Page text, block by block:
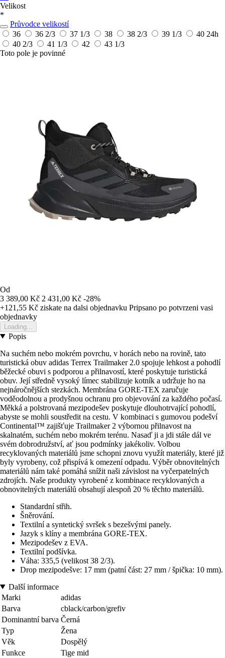
Velikost
*
Průvodce velikostí
36
36 2/3 37 1/3 38 38 2/3 39 1/3 40 24h
40 2/3
41 1/3 42
43 1/3
Toto pole je povinné
Od
3 389,00 Kč 2 431,00 Kč -28%
+121,55 Kč ziskate na dalsi objednavku Pripsano po potvrzeni vasi
objednavky
Loading...
Popis
Na suchém nebo mokrém povrchu, v horách nebo na rovině, tato
turistická obuv adidas Terrex Trailmaker 2.0 spojuje lehkost a pohodlí
běžecké obuvi s podporou a přilnavostí, které poskytuje turistická
obuv. Její středně vysoký límec stabilizuje kotník a udržuje ho na
nejnáročnějších stezkách. Membrána GORE-TEX zaručuje
voděodolnou a prodyšnou ochranu pro objevování za každého počasí.
Měkká a polstrovaná mezipodešev poskytuje dlouhotrvající pohodlí,
abyste se mohli soustředit na cestu. V kombinaci s gumovou podešví
Continental™ zajišťuje Trailmaker 2 výbornou přilnavost na
skalnatém, suchém nebo mokrém terénu. Nasaď ji a jdi stále dál ve
svém dobrodružství, ať jsou podmínky jakékoliv. Volbou
recyklovaných materiálů jsme schopni znovu využít materiály, které již
byly vyrobeny, což přispívá k omezení odpadu. Výběr obnovitelných
materiálů nám také pomáhá snížit naši závislost na vyčerpatelných
zdrojích. Naše produkty vyrobené z kombinace recyklovaných a
obnovitelných materiálů obsahují alespoň 20 % těchto materiálů.
Standardní střih.
Šněrování.
Textilní a syntetický svršek s bezešvými panely.
Jazyk s klíny a membrána GORE-TEX.
Mezipodešev z EVA.
Textilní podšívka.
Váha: 335,5 (velikost 38 2/3).
Drop mezipodešve: 17 mm (patní část: 27 mm / špička: 10 mm).
Další informace
Marki
adidas
Barva
cblack/carbon/grefiv
Dominantní barva Černá
Typ
Žena
Věk
Dospělý
Funkce
Tige mid